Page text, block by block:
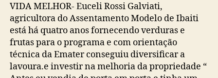
VIDA MELHOR- Euceli Rossi Galviati,
agricultora do Assentamento Modelo de Ibaiti
está há quatro anos fornecendo verduras e
frutas para o programa e com orientação
técnica da Emater conseguiu diversificar a
lavoura.e investir na melhoria da propriedade “